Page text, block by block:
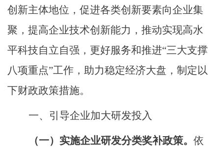
创新主体地位，促进各类创新要素向企业集
聚，提高企业技术创新能力，推动实现高水
平科技自立自强，更好服务和推进“三大支撑
八项重点”工作，助力稳定经济大盘，制定以
下财政政策措施。
一、引导企业加大研发投入
（一） 实施企业研发分类奖补政策。 依